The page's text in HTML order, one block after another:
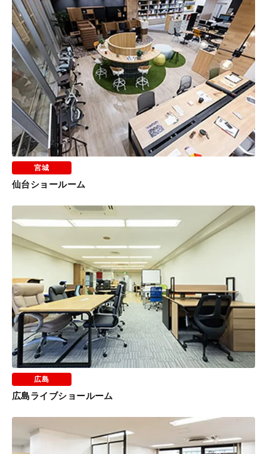
宮城
仙台ショールーム
広島
広島ライブショールーム